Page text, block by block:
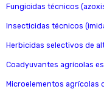
Fungicidas técnicos
Insecticidas técnicos
Herbicidas selectivos de
Coadyuvantes agrícolas
Microelementos agrícolas